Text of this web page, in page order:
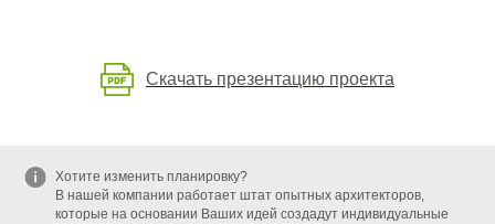
Скачать презентацию проекта
Хотите изменить планировку?
В нашей компании работает штат опытных архитекторов,
которые на основании Ваших идей создадут индивидуальные